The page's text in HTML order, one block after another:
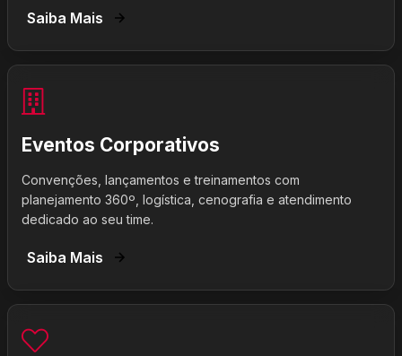
Saiba Mais
Eventos Corporativos
Convenções, lançamentos e treinamentos com
planejamento 360º, logística, cenografia e atendimento
dedicado ao seu time.
Saiba Mais